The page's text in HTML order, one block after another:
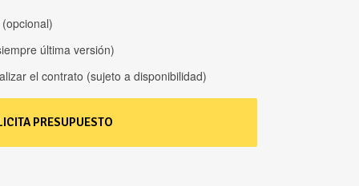
última versión)
el contrato (sujeto a disponibilidad)
PRESUPUESTO